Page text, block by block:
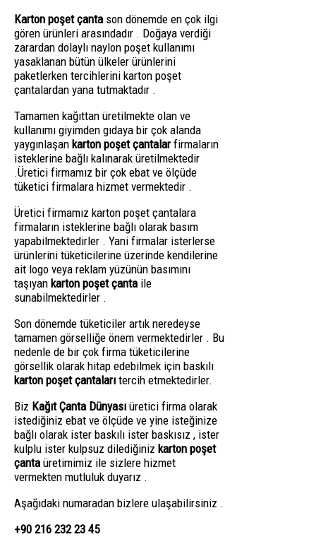
Karton poşet çanta son dönemde en çok ilgi
gören ürünleri arasındadır . Doğaya verdiği
zarardan dolaylı naylon poşet kullanımı
yasaklanan bütün ülkeler ürünlerini
paketlerken tercihlerini karton poşet
çantalardan yana tutmaktadır .
Tamamen kağıttan üretilmekte olan ve
kullanımı giyimden gıdaya bir çok alanda
yaygınlaşan karton poşet çantalarfirmaların
isteklerine bağlı kalınarak üretilmektedir
.Üretici firmamız bir çok ebat ve ölçüde
tüketici firmalara hizmet vermektedir .
Üretici firmamız karton poşet çantalara
firmaların isteklerine bağlı olarak basım
yapabilmektedirler . Yani firmalar isterlerse
ürünlerini tüketicilerine üzerinde kendilerine
ait logo veya reklam yüzünün basımını
taşıyan karton poşet çanta ile
sunabilmektedirler .
Son dönemde tüketiciler artık neredeyse
tamamen görselliğe önem vermektedirler . Bu
nedenle de bir çok firma tüketicilerine
görsellik olarak hitap edebilmek için baskılı
karton poşet çantaları tercih etmektedirler.
Biz Kağıt Çanta Dünyası üretici firma olarak
istediğiniz ebat ve ölçüde ve yine isteğinize
bağlı olarak ister baskılı ister baskısız , ister
kulplu ister kulpsuz dilediğiniz karton poşet
çanta üretimimiz ile sizlere hizmet
vermekten mutluluk duyarız .
Aşağıdaki numaradan bizlere ulaşabilirsiniz .
+90 216 232 23 45